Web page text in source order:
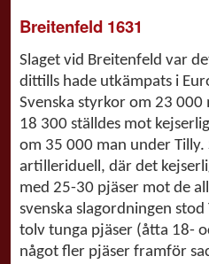
Breitenfeld 1631
Slaget vid Breitenfeld var
dittills hade utkämpats i
Svenska styrkor om 23 000
18 300 ställdes mot
om 35 000 man under Tilly.
artilleriduell, där det
med 25-30 pjäser mot de
svenska slagordningen
tolv tunga pjäser (åtta 18-
något fler pjäser framför